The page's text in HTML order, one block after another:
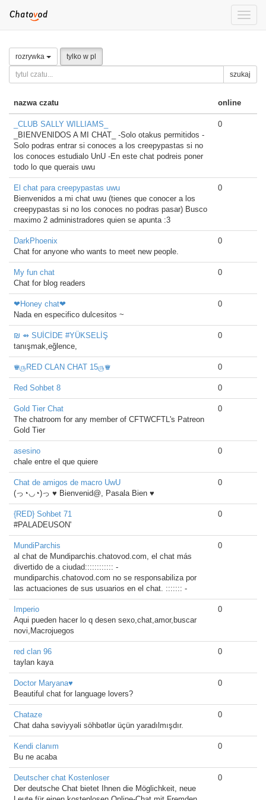
Toggle
rozrywka tylko w pl
szukaj
nazwa czatu online
_CLUB SALLY WILLIAMS_
_BIENVENIDOS A MI CHAT_ -Solo otakus permitidos -
Solo podras entrar si conoces a los creepypastas si no
los conoces estudialo UnU -En este chat podreis poner
todo lo que querais uwu
0
El chat para creepypastas uwu
Bienvenidos a mi chat uwu (tienes que conocer a los
creepypastas si no los conoces no podras pasar) Busco
maximo 2 administradores quien se apunta :3
0
DarkPhoenix
Chat for anyone who wants to meet new people.
0
My fun chat
Chat for blog readers
0
❤Honey chat❤
Nada en especifico dulcesitos ~
0
₪ ⇴ SUİCİDE #YÜKSELİŞ
tanışmak,eğlence,
0
♛௫RED CLAN CHAT 15௫♛ 0
Red Sohbet 8 0
Gold Tier Chat
The chatroom for any member of CFTWCFTL's Patreon
Gold Tier
0
asesino
chale entre el que quiere
0
Chat de amigos de macro UwU
(っ◔◡◔)っ ♥ Bienvenid@, Pasala Bien ♥
0
{RED} Sohbet 71
#PALADEUSON'
0
MundiParchis
al chat de Mundiparchis.chatovod.com, el chat más
divertido de a ciudad:::::::::::: -
mundiparchis.chatovod.com no se responsabiliza por
las actuaciones de sus usuarios en el chat. ::::::: -
0
Imperio
Aqui pueden hacer lo q desen sexo,chat,amor,buscar
novi,Macrojuegos
0
red clan 96
taylan kaya
0
Doctor Maryana♥️
Beautiful chat for language lovers?
0
Chataze
Chat daha səviyyəli söhbətlər üçün yaradılmışdır.
0
Kendi clanım
Bu ne acaba
0
Deutscher chat Kostenloser
Der deutsche Chat bietet Ihnen die Möglichkeit, neue
0